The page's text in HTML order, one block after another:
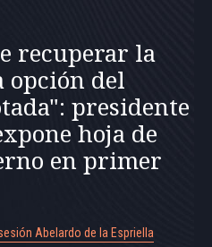
recuperar la
opción del
presidente
hoja de
en primer
Abelardo de la Espriella